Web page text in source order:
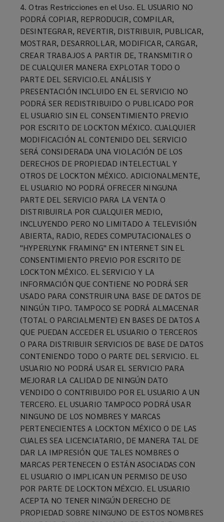
4. Otras Restricciones en el Uso. EL USUARIO NO
PODRÁ COPIAR, REPRODUCIR, COMPILAR,
DESINTEGRAR, REVERTIR, DISTRIBUIR, PUBLICAR,
MOSTRAR, DESARROLLAR, MODIFICAR, CARGAR,
CREAR TRABAJOS A PARTIR DE, TRANSMITIR O
DE CUALQUIER MANERA EXPLOTAR TODO O
PARTE DEL SERVICIO.EL ANÁLISIS Y
PRESENTACIÓN INCLUIDO EN EL SERVICIO NO
PODRÁ SER REDISTRIBUIDO O PUBLICADO POR
EL USUARIO SIN EL CONSENTIMIENTO PREVIO
POR ESCRITO DE LOCKTON MÉXICO. CUALQUIER
MODIFICACIÓN AL CONTENIDO DEL SERVICIO
SERÁ CONSIDERADA UNA VIOLACIÓN DE LOS
DERECHOS DE PROPIEDAD INTELECTUAL Y
OTROS DE LOCKTON MÉXICO. ADICIONALMENTE,
EL USUARIO NO PODRÁ OFRECER NINGUNA
PARTE DEL SERVICIO PARA LA VENTA O
DISTRIBUIRLA POR CUALQUIER MEDIO,
INCLUYENDO PERO NO LIMITADO A TELEVISIÓN
ABIERTA, RADIO, REDES COMPUTACIONALES O
"HYPERLYNK FRAMING" EN INTERNET SIN EL
CONSENTIMIENTO PREVIO POR ESCRITO DE
LOCKTON MÉXICO. EL SERVICIO Y LA
INFORMACIÓN QUE CONTIENE NO PODRÁ SER
USADO PARA CONSTRUIR UNA BASE DE DATOS DE
NINGÚN TIPO. TAMPOCO SE PODRÁ ALMACENAR
(TOTAL O PARCIALMENTE) EN BASES DE DATOS A
QUE PUEDAN ACCEDER EL USUARIO O TERCEROS
O PARA DISTRIBUIR SERVICIOS DE BASE DE DATOS
CONTENIENDO TODO O PARTE DEL SERVICIO. EL
USUARIO NO PODRÁ USAR EL SERVICIO PARA
MEJORAR LA CALIDAD DE NINGÚN DATO
VENDIDO O CONTRIBUIDO POR EL USUARIO A UN
TERCERO. EL USUARIO TAMPOCO PODRÁ USAR
NINGUNO DE LOS NOMBRES Y MARCAS
PERTENECIENTES A LOCKTON MÉXICO O DE LAS
CUALES SEA LICENCIATARIO, DE MANERA TAL DE
DAR LA IMPRESIÓN QUE TALES NOMBRES O
MARCAS PERTENECEN O ESTÁN ASOCIADAS CON
EL USUARIO O IMPLICAN UN PERMISO DE USO
POR PARTE DE LOCKTON MÉXCIO. EL USUARIO
ACEPTA NO TENER NINGÚN DERECHO DE
PROPIEDAD SOBRE NINGUNO DE ESTOS NOMBRES